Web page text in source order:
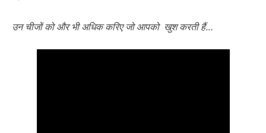
उन चीजों को और भी अधिक करिए जो आपको खुश करती हैं…